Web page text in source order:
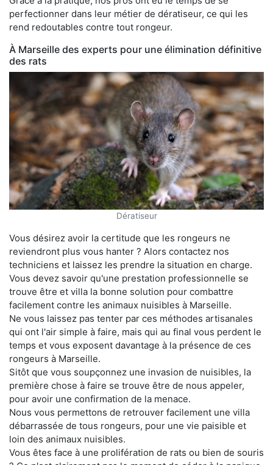
perfectionner dans leur métier de dératiseur, ce qui les
rend redoutables contre tout rongeur.
À Marseille des experts pour une élimination définitive
des rats
Dératiseur
Vous désirez avoir la certitude que les rongeurs ne
reviendront plus vous hanter ? Alors contactez nos
techniciens et laissez les prendre la situation en charge.
Vous devez savoir qu'une prestation professionnelle se
trouve être et villa la bonne solution pour combattre
facilement contre les animaux nuisibles à Marseille.
Ne vous laissez pas tenter par ces méthodes artisanales
qui ont l'air simple à faire, mais qui au final vous perdent le
temps et vous exposent davantage à la présence de ces
rongeurs à Marseille.
Sitôt que vous soupçonnez une invasion de nuisibles, la
première chose à faire se trouve être de nous appeler,
pour avoir une confirmation de la menace.
Nous vous permettons de retrouver facilement une villa
débarrassée de tous rongeurs, pour une vie paisible et
loin des animaux nuisibles.
Vous êtes face à une prolifération de rats ou bien de souris